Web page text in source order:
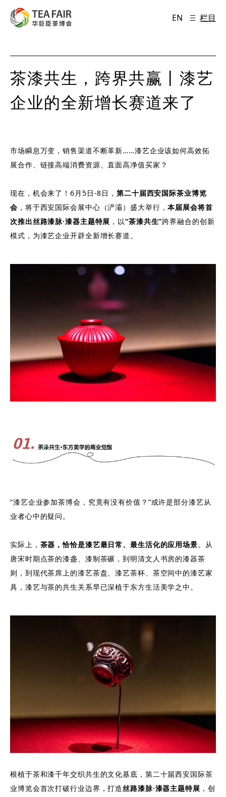
EN 栏目
茶漆共生，跨界共赢丨漆艺
企业的全新增长赛道来了
市场瞬息万变，销售渠道不断革新……漆艺企业该如何高效拓
展合作、链接高端消费资源、直面高净值买家？
现在，机会来了！6月5日-8日， 第二十届西安国际茶业博览
会 ，将于西安国际会展中心（浐灞）盛大举行，本届展会将首
次推出丝路漆脉·漆器主题特展 ，以“茶漆共生”跨界融合的创新
模式，为漆艺企业开辟全新增长赛道。
“漆艺企业参加茶博会，究竟有没有价值？”或许是部分漆艺从
业者心中的疑问。
实际上， 茶器，恰恰是漆艺最日常、最生活化的应用场景。从
唐宋时期点茶的漆盏、漆制茶碾，到明清文人书房的漆器茶
则，到现代茶席上的漆艺茶盘、漆艺茶杯、茶空间中的漆艺家
具，漆艺与茶的共生关系早已深植于东方生活美学之中。
根植于茶和漆千年交织共生的文化基底，第二十届西安国际茶
业博览会首次打破行业边界，打造丝路漆脉·漆器主题特展 ，创